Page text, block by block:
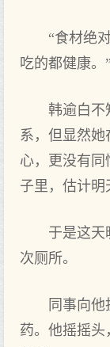
“食材绝
吃的都健康。”
韩逾白不
系，但显然
心，更没有
子里，估计明
于是这天
次厕所。
同事向
药。他摇摇